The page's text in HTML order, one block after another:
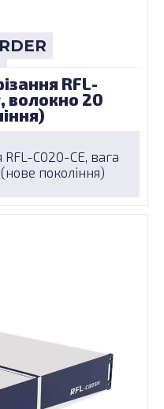
RFL-
волокно 20
RFL-C020-CE, вага
покоління)